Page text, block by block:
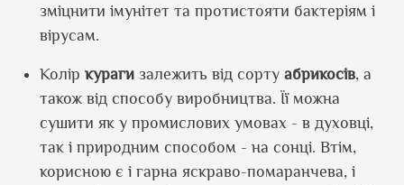
зміцнити імунітет та протистояти бактеріям і
вірусам.
Колір кураги залежить від сорту абрикосів, а
також від способу виробництва. Її можна
сушити як у промислових умовах - в духовці,
так і природним способом - на сонці. Втім,
корисною є і гарна яскраво-помаранчева, і